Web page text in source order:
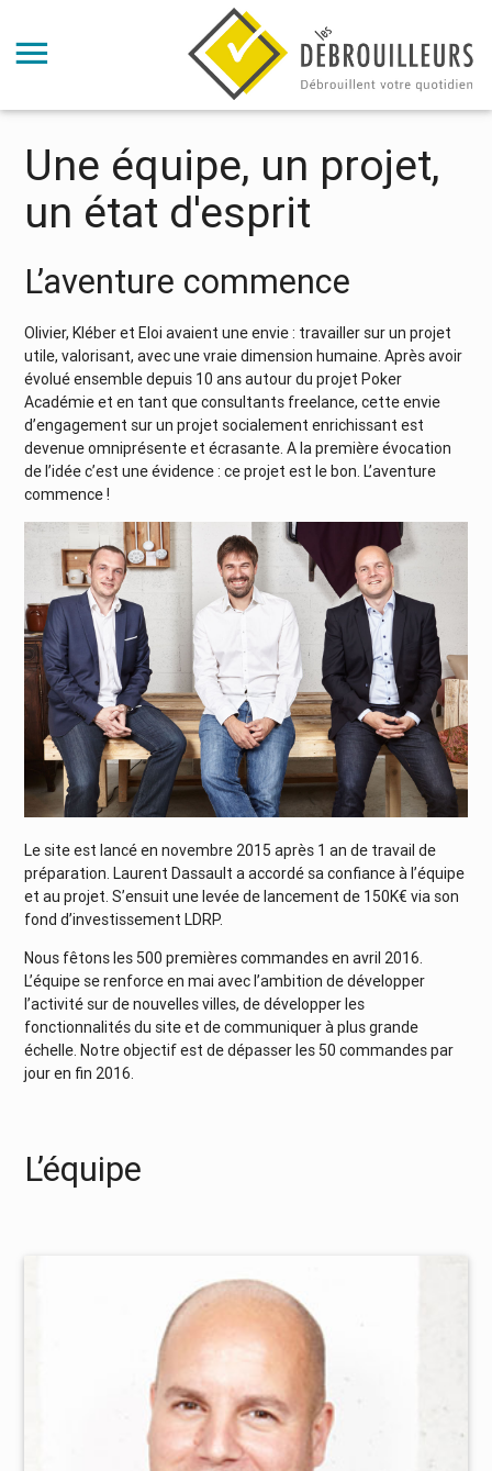
Une équipe, un projet,
un état d'esprit
L’aventure commence
Olivier, Kléber et Eloi avaient une envie : travailler sur un projet
utile, valorisant, avec une vraie dimension humaine. Après avoir
évolué ensemble depuis 10 ans autour du projet Poker
Académie et en tant que consultants freelance, cette envie
d’engagement sur un projet socialement enrichissant est
devenue omniprésente et écrasante. A la première évocation
de l’idée c’est une évidence : ce projet est le bon. L’aventure
commence !
Le site est lancé en novembre 2015 après 1 an de travail de
préparation. Laurent Dassault a accordé sa confiance à l’équipe
et au projet. S’ensuit une levée de lancement de 150K€ via son
fond d’investissement LDRP.
Nous fêtons les 500 premières commandes en avril 2016.
L’équipe se renforce en mai avec l’ambition de développer
l’activité sur de nouvelles villes, de développer les
fonctionnalités du site et de communiquer à plus grande
échelle. Notre objectif est de dépasser les 50 commandes par
jour en fin 2016.
L’équipe